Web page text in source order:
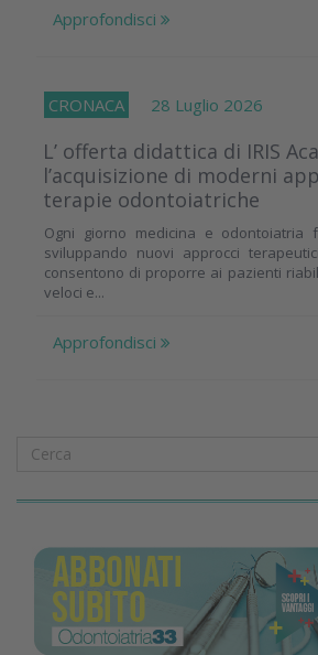
Approfondisci
CRONACA 28 Luglio 2026
L’ offerta didattica di IRIS
l’acquisizione di moderni
terapie odontoiatriche
Ogni giorno medicina e odontoiatria
sviluppando nuovi approcci
consentono di proporre ai pazienti
veloci e...
Approfondisci